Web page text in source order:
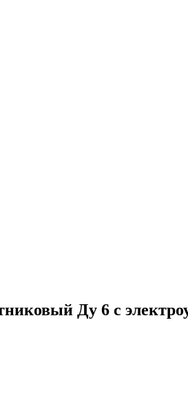
Ду 6 с